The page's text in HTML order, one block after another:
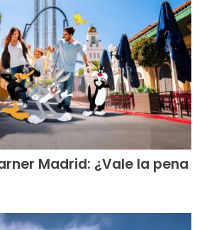
Madrid: ¿Vale la pena